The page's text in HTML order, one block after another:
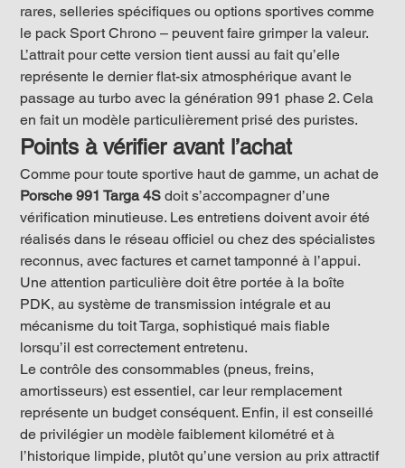
rares, selleries spécifiques ou options sportives comme
le pack Sport Chrono – peuvent faire grimper la valeur.
L’attrait pour cette version tient aussi au fait qu’elle
représente le dernier flat-six atmosphérique avant le
passage au turbo avec la génération 991 phase 2. Cela
en fait un modèle particulièrement prisé des puristes.
Points à vérifier avant l’achat
Comme pour toute sportive haut de gamme, un achat de
Porsche 991 Targa 4S doit s’accompagner d’une
vérification minutieuse. Les entretiens doivent avoir été
réalisés dans le réseau officiel ou chez des spécialistes
reconnus, avec factures et carnet tamponné à l’appui.
Une attention particulière doit être portée à la boîte
PDK, au système de transmission intégrale et au
mécanisme du toit Targa, sophistiqué mais fiable
lorsqu’il est correctement entretenu.
Le contrôle des consommables (pneus, freins,
amortisseurs) est essentiel, car leur remplacement
représente un budget conséquent. Enfin, il est conseillé
de privilégier un modèle faiblement kilométré et à
l’historique limpide, plutôt qu’une version au prix attractif